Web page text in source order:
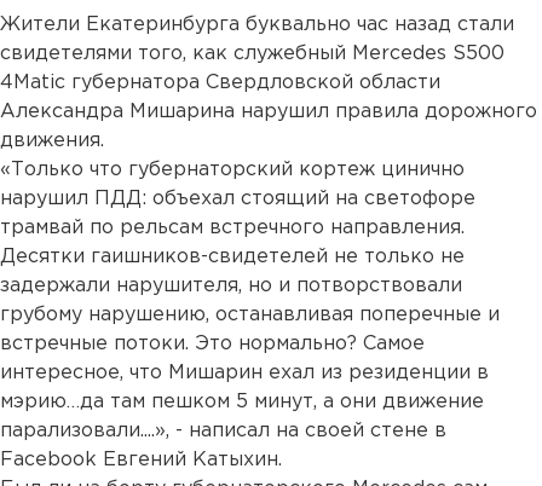
Жители Екатеринбурга буквально час назад стали
свидетелями того, как служебный Mercedes S500
4Matic губернатора Свердловской области
Александра Мишарина нарушил правила дорожного
движения.
«Только что губернаторский кортеж цинично
нарушил ПДД: объехал стоящий на светофоре
трамвай по рельсам встречного направления.
Десятки гаишников-свидетелей не только не
задержали нарушителя, но и потворствовали
грубому нарушению, останавливая поперечные и
встречные потоки. Это нормально? Самое
интересное, что Мишарин ехал из резиденции в
мэрию…да там пешком 5 минут, а они движение
парализовали....», - написал на своей стене в
Facebook Евгений Катыхин.